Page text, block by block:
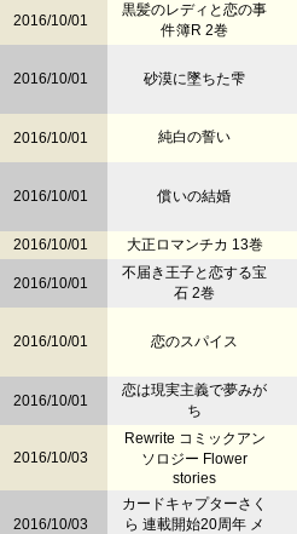
2016/10/01
黒髪のレディと恋の事
件簿R 2巻
2016/10/01 砂漠に墜ちた雫
2016/10/01 純白の誓い
2016/10/01 償いの結婚
2016/10/01 大正ロマンチカ 13巻
2016/10/01
不届き王子と恋する宝
石 2巻
2016/10/01 恋のスパイス
2016/10/01
恋は現実主義で夢みが
ち
2016/10/03
Rewrite コミックアン
ソロジー Flower
stories
2016/10/03
カードキャプターさく
ら 連載開始20周年 メ